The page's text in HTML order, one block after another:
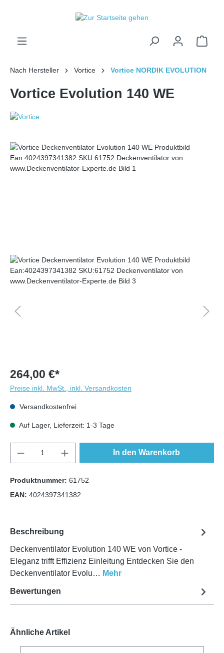
Nach Hersteller Vortice Vortice NORDIK EVOLUTION
Vortice Evolution 140 WE
264,00 €*
Preise inkl. MwSt., inkl. Versandkosten
Versandkostenfrei
Auf Lager, Lieferzeit: 1-3 Tage
In den Warenkorb
Produktnummer: 61752
EAN: 4024397341382
Beschreibung
Deckenventilator Evolution 140 WE von Vortice -
Eleganz trifft Effizienz Einleitung Entdecken Sie den
Deckenventilator Evolu… Mehr
Bewertungen
Ähnliche Artikel